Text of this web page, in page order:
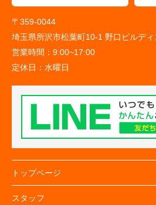
〒359-0044
埼玉県所沢市松葉町10-1 野口ビルデ
営業時間： 9:00~17:00
定休日： 水曜日
トップページ
スタッフ